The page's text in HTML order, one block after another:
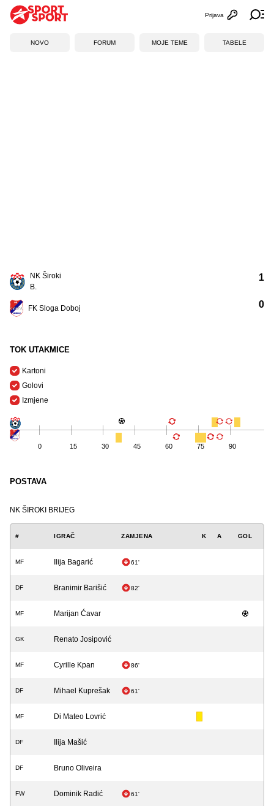
Otvori
Prijava
NOVO FORUM MOJE TEME TABELE
NK Široki
B.
FK Sloga Doboj
1
0
TOK UTAKMICE
Kartoni
Golovi
Izmjene
0 15 30 45 60 75 90
POSTAVA
NK ŠIROKI BRIJEG
# IGRAČ ZAMJENA K A GOL
MF Ilija Bagarić 61'
DF Branimir Barišić 82'
MF Marijan Ćavar
GK Renato Josipović
MF Cyrille Kpan 86'
DF Mihael Kuprešak 61'
MF Di Mateo Lovrić
DF Ilija Mašić
DF Bruno Oliveira
FW Dominik Radić 61'